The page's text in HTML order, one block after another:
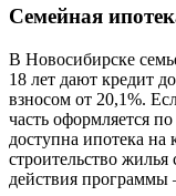
Семейная
В Новосибирске
18 лет дают кредит
взносом от 20,1%.
часть оформляется
доступна ипотека на
строительство жилья
действия программы